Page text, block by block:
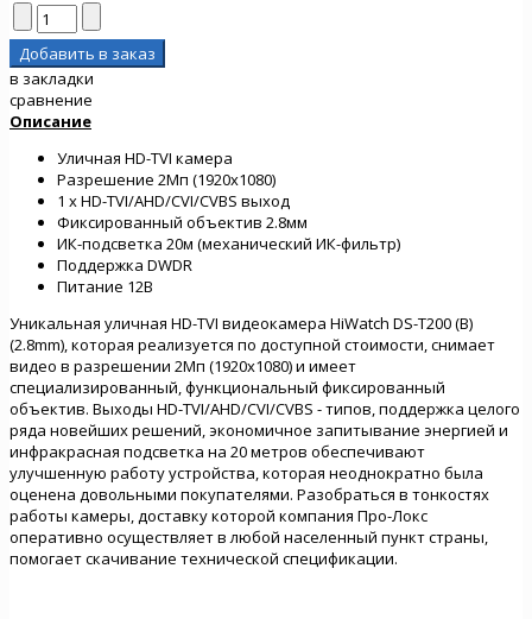
в закладки
сравнение
Описание
Уличная HD-TVI камера
Разрешение 2Мп (1920х1080)
1 х HD-TVI/AHD/CVI/CVBS выход
Фиксированный объектив 2.8мм
ИК-подсветка 20м (механический ИК-фильтр)
Поддержка DWDR
Питание 12В
Уникальная уличная HD-TVI видеокамера HiWatch DS-T200 (B)
(2.8mm), которая реализуется по доступной стоимости, снимает
видео в разрешении 2Мп (1920х1080) и имеет
специализированный, функциональный фиксированный
объектив. Выходы HD-TVI/AHD/CVI/CVBS - типов, поддержка целого
ряда новейших решений, экономичное запитывание энергией и
инфракрасная подсветка на 20 метров обеспечивают
улучшенную работу устройства, которая неоднократно была
оценена довольными покупателями. Разобраться в тонкостях
работы камеры, доставку которой компания Про-Локс
оперативно осуществляет в любой населенный пункт страны,
помогает скачивание технической спецификации.